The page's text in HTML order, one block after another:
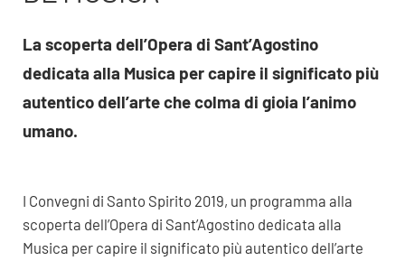
La scoperta dell’Opera di Sant’Agostino
dedicata alla Musica per capire il significato più
autentico dell’arte che colma di gioia l’animo
umano.
I Convegni di Santo Spirito 2019, un programma alla
scoperta dell’Opera di Sant’Agostino dedicata alla
Musica per capire il significato più autentico dell’arte